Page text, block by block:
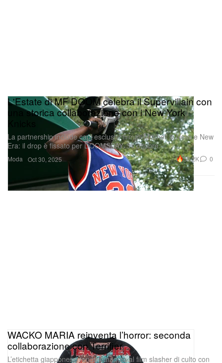
Moda
L'Estate di MF DOOM celebra il Supervillain con
una storica collaborazione con i New York
La partnership include capi esclusivi firmati Mitchell & Ness e New
Era: il drop è fissato per DOOMSDAY, 31 ottobre.
Oct 30, 2025 30.2K 0
WACKO MARIA reinventa l’horror: seconda
collaborazione con Terrifier
L’etichetta giapponese rende omaggio al film slasher di culto con